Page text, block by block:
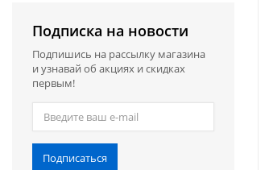
Подписка на новости
Подпишись на рассылку магазина
и узнавай об акциях и скидках
первым!
Подписаться